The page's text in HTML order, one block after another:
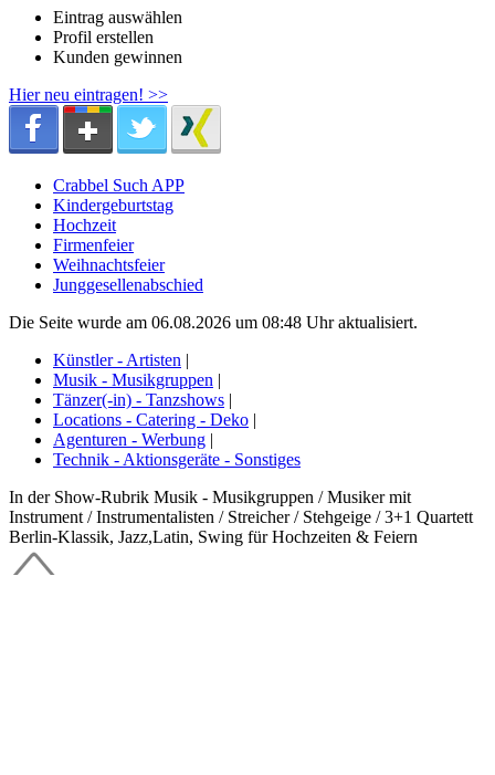
Eintrag auswählen
Profil erstellen
Kunden gewinnen
Hier neu eintragen! >>
Crabbel Such APP
Kindergeburtstag
Hochzeit
Firmenfeier
Weihnachtsfeier
Junggesellenabschied
Die Seite wurde am 06.08.2026 um 08:48 Uhr aktualisiert.
Künstler - Artisten |
Musik - Musikgruppen |
Tänzer(-in) - Tanzshows |
Locations - Catering - Deko |
Agenturen - Werbung |
Technik - Aktionsgeräte - Sonstiges
In der Show-Rubrik Musik - Musikgruppen / Musiker mit
Instrument / Instrumentalisten / Streicher / Stehgeige / 3+1 Quartett
Berlin-Klassik, Jazz,Latin, Swing für Hochzeiten & Feiern